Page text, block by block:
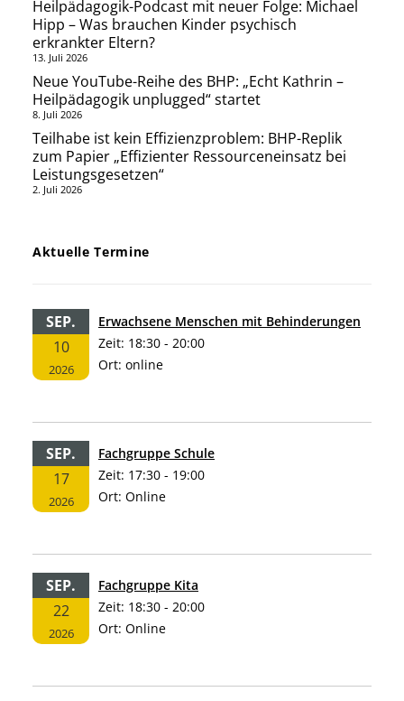
Heilpädagogik-Podcast mit neuer Folge: Michael
Hipp – Was brauchen Kinder psychisch
erkrankter Eltern?
13. Juli 2026
Neue YouTube-Reihe des BHP: „Echt Kathrin –
Heilpädagogik unplugged“ startet
8. Juli 2026
Teilhabe ist kein Effizienzproblem: BHP-Replik
zum Papier „Effizienter Ressourceneinsatz bei
Leistungsgesetzen“
2. Juli 2026
Aktuelle Termine
SEP.
10
2026
Erwachsene Menschen mit Behinderungen
Zeit: 18:30 - 20:00
Ort: online
SEP.
17
2026
Fachgruppe Schule
Zeit: 17:30 - 19:00
Ort: Online
SEP.
22
2026
Fachgruppe Kita
Zeit: 18:30 - 20:00
Ort: Online